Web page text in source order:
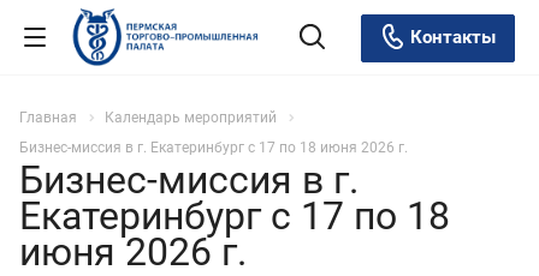
Контакты
Главная
Календарь мероприятий
Бизнес-миссия в г. Екатеринбург с 17 по 18 июня 2026 г.
Бизнес-миссия в г.
Екатеринбург с 17 по 18
июня 2026 г.